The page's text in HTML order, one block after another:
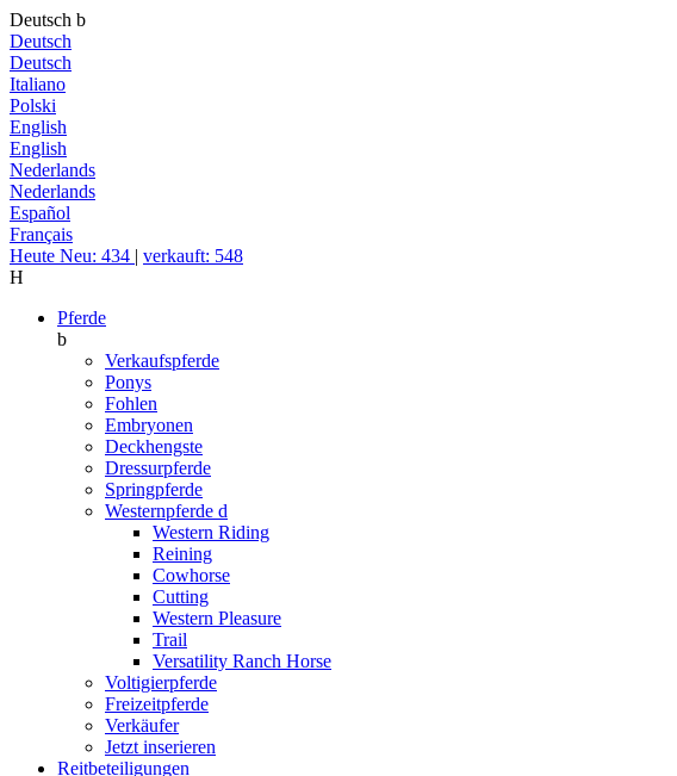
Deutsch b
Deutsch
Deutsch
Italiano
Polski
English
English
Nederlands
Nederlands
Español
Français
Heute Neu: 434 | verkauft: 548
H
Pferde
b
Verkaufspferde
Ponys
Fohlen
Embryonen
Deckhengste
Dressurpferde
Springpferde
Westernpferde d
Western Riding
Reining
Cowhorse
Cutting
Western Pleasure
Trail
Versatility Ranch Horse
Voltigierpferde
Freizeitpferde
Verkäufer
Jetzt inserieren
Reitbeteiligungen